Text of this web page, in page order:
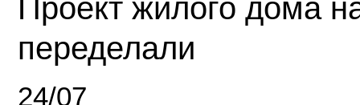
Проект жилого дома
переделали
24/07